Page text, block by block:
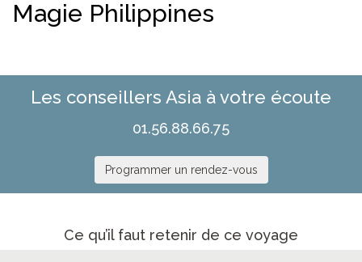
Magie Philippines
Les conseillers Asia à votre écoute
01.56.88.66.75
Programmer un rendez-vous
Ce qu’il faut retenir de ce voyage